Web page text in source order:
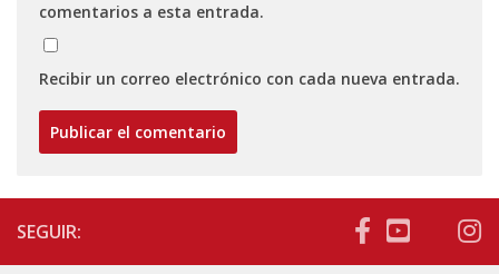
comentarios a esta entrada.
Recibir un correo electrónico con cada nueva entrada.
SEGUIR: